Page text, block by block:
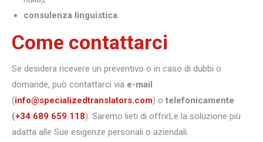
consulenza linguistica.
Come contattarci
Se desidera ricevere un preventivo o in caso di dubbi o
domande, può contattarci via e-mail
(info@specializedtranslators.com) o telefonicamente
(+34 689 659 118). Saremo lieti di offrirLe la soluzione più
adatta alle Sue esigenze personali o aziendali.